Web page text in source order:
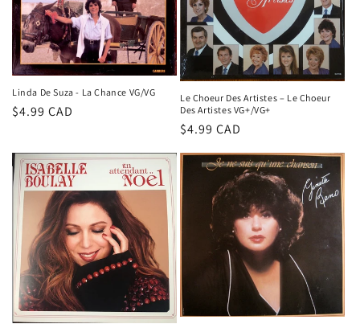
Linda De Suza - La Chance VG/VG
Prix
$4.99 CAD
Le Choeur Des Artistes – Le Choeur
Des Artistes VG+/VG+
Prix
$4.99 CAD